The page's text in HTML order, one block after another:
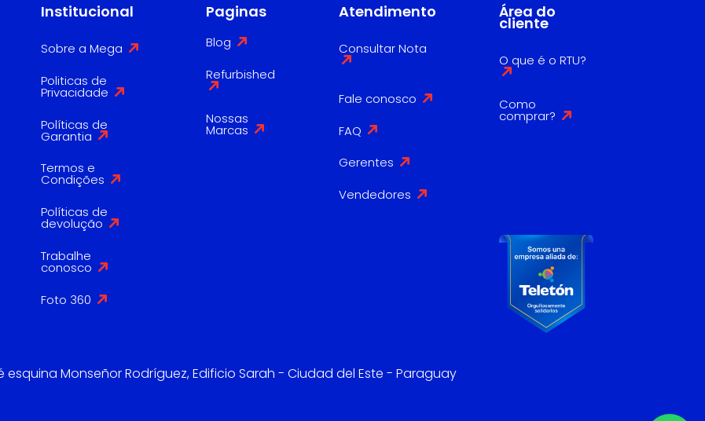
Institucional
Sobre a Mega
Politicas de
Privacidade
Políticas de
Garantia
Termos e
Condições
Políticas de
devolução
Trabalhe
conosco
Foto 360
Paginas
Blog
Refurbished
Nossas
Marcas
Atendimento
Consultar Nota
Fale conosco
FAQ
Gerentes
Vendedores
Área do
cliente
O que é o RTU?
Como
comprar?
esquina Monseñor Rodríguez, Edificio Sarah - Ciudad del Este - Paraguay